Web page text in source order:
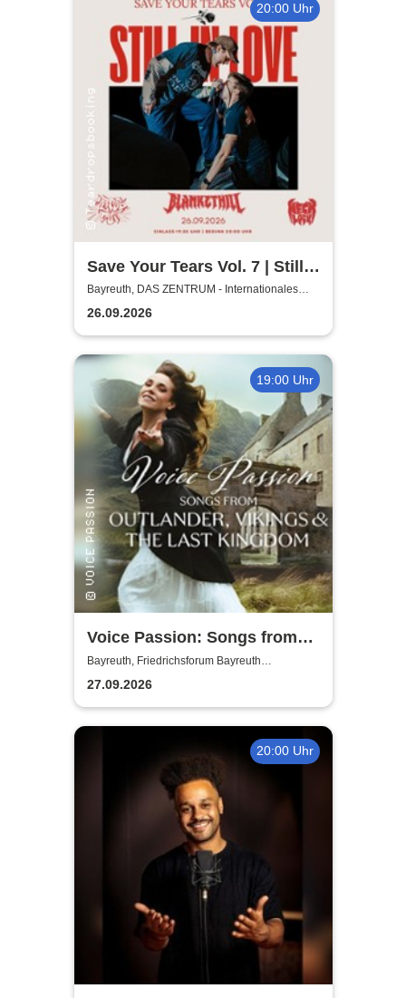
20:00 Uhr
Save Your Tears Vol. 7 | Still
in Love, Blanket Hill,
Necklock, Glass Out
Bayreuth, DAS ZENTRUM - Internationales
Jugendkulturzentrum Bayreuth
26.09.2026
19:00 Uhr
Voice Passion: Songs from
Outlander, Vikings & The Last
Kingdom
Bayreuth, Friedrichsforum Bayreuth
(Balkonsaal)
27.09.2026
20:00 Uhr